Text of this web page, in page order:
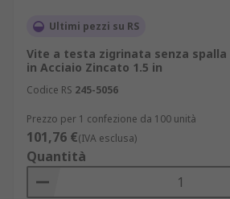
Ultimi pezzi su RS
Vite a testa zigrinata senza spalla
in Acciaio Zincato 1.5 in
Codice RS 245-5056
Prezzo per 1 confezione da 100 unità
101,76 €(IVA esclusa)
Quantità